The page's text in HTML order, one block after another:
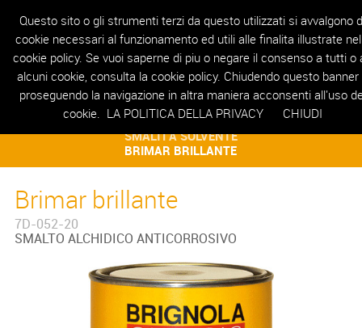
HOME AZIENDA PRODOTTI REALIZZAZIONI RIVENDITORI
SMALTI ALL'ACQUA E A SOLVENTE
SMALTI A SOLVENTE
BRIMAR BRILLANTE
Brimar brillante
7D-052-20
SMALTO ALCHIDICO ANTICORROSIVO
Questo sito o gli strumenti terzi da questo utilizzati si avvalgono
cookie necessari al funzionamento ed utili alle finalita illustrate
cookie policy. Se vuoi saperne di piu o negare il consenso a tutti o
alcuni cookie, consulta la cookie policy. Chiudendo questo banner
proseguendo la navigazione in altra maniera acconsenti all'uso
cookie. LA POLITICA DELLA PRIVACY CHIUDI